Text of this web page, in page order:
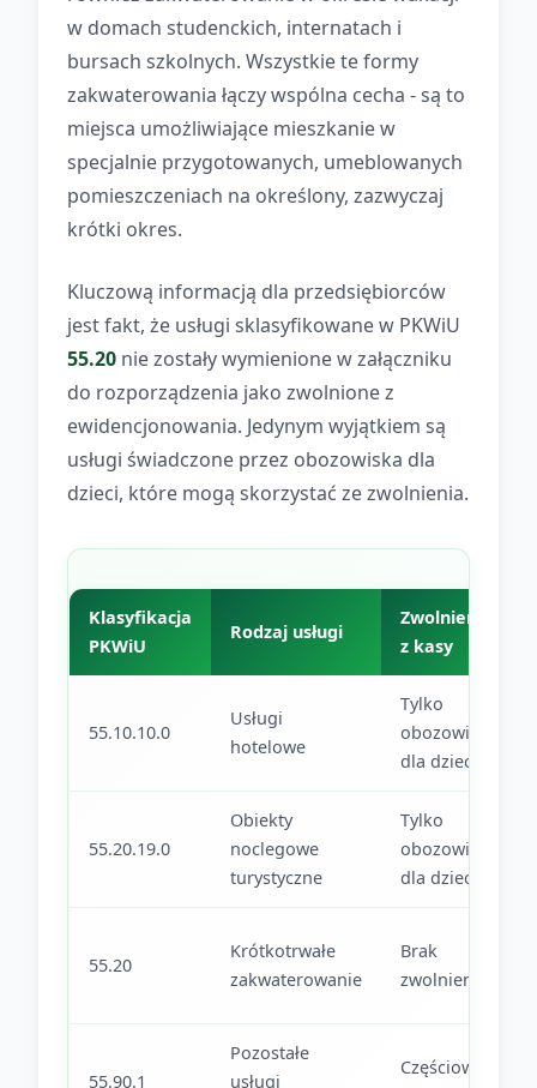
w domach studenckich, internatach i
bursach szkolnych. Wszystkie te formy
zakwaterowania łączy wspólna cecha - są to
miejsca umożliwiające mieszkanie w
specjalnie przygotowanych, umeblowanych
pomieszczeniach na określony, zazwyczaj
krótki okres.
Kluczową informacją dla przedsiębiorców
jest fakt, że usługi sklasyfikowane w PKWiU
55.20 nie zostały wymienione w załączniku
do rozporządzenia jako zwolnione z
ewidencjonowania. Jedynym wyjątkiem są
usługi świadczone przez obozowiska dla
dzieci, które mogą skorzystać ze zwolnienia.
Klasyfikacja
PKWiU
Rodzaj usługi
Zwolnienie
z kasy
55.10.10.0
Usługi
hotelowe
Tylko
obozowiska
dla dzieci
55.20.19.0
Obiekty
noclegowe
turystyczne
Tylko
obozowiska
dla dzieci
55.20
Krótkotrwałe
zakwaterowanie
Brak
zwolnienia
55.90.1
Pozostałe
usługi
Częściowe